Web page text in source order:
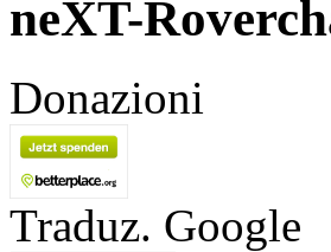
neXT-
Donazioni
Traduz. Google